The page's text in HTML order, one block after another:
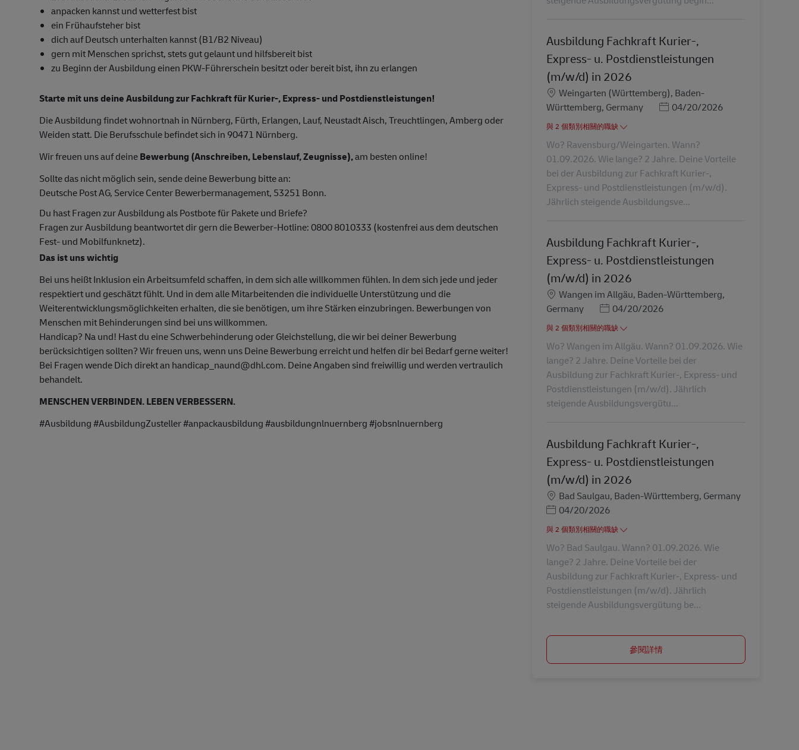
anpacken kannst und wetterfest bist
ein Frühaufsteher bist
dich auf Deutsch unterhalten kannst (B1/B2 Niveau)
gern mit Menschen sprichst, stets gut gelaunt und hilfsbereit bist
zu Beginn der Ausbildung einen PKW-Führerschein besitzt oder bereit bist, ihn zu erlangen
Starte mit uns deine Ausbildung zur Fachkraft für Kurier-, Express- und Postdienstleistungen!
Die Ausbildung findet wohnortnah in Nürnberg, Fürth, Erlangen, Lauf, Neustadt Aisch, Treuchtlingen, Amberg oder
Weiden statt. Die Berufsschule befindet sich in 90471 Nürnberg.
Wir freuen uns auf deineBewerbung (Anschreiben, Lebenslauf, Zeugnisse),am besten online!
Sollte das nicht möglich sein, sende deine Bewerbung bitte an:
Deutsche Post AG, Service Center Bewerbermanagement, 53251 Bonn.
Du hast Fragen zur Ausbildung als Postbote für Pakete und Briefe?
Fragen zur Ausbildung beantwortet dir gern die Bewerber-Hotline: 0800 8010333 (kostenfrei aus dem deutschen
Fest- und Mobilfunknetz).
Das ist uns wichtig
Bei uns heißt Inklusion ein Arbeitsumfeld schaffen, in dem sich alle willkommen fühlen. In dem sich jede und jeder
respektiert und geschätzt fühlt. Und in dem alle Mitarbeitenden die individuelle Unterstützung und die
Weiterentwicklungsmöglichkeiten erhalten, die sie benötigen, um ihre Stärken einzubringen. Bewerbungen von
Menschen mit Behinderungen sind bei uns willkommen.
Handicap? Na und! Hast du eine Schwerbehinderung oder Gleichstellung, die wir bei deiner Bewerbung
berücksichtigen sollten? Wir freuen uns, wenn uns Deine Bewerbung erreicht und helfen dir bei Bedarf gerne weiter!
Bei Fragen wende Dich direkt an handicap_naund@dhl.com. Deine Angaben sind freiwillig und werden vertraulich
behandelt.
MENSCHEN VERBINDEN. LEBEN VERBESSERN.
#Ausbildung #AusbildungZusteller #anpackausbildung #ausbildungnlnuernberg #jobsnlnuernberg
Ausbildung Fachkraft Kurier-,
Express- u. Postdienstleistungen
(m/w/d) in 2026
地點Weingarten (Württemberg), Baden-
Württemberg, Germany
Posted Date
04/20/2026
與 2 個類別相關的職缺
Wo? Ravensburg/Weingarten. Wann?
01.09.2026. Wie lange? 2 Jahre. Deine Vorteile
bei der Ausbildung zur Fachkraft Kurier-,
Express- und Postdienstleistungen (m/w/d).
Jährlich steigende Ausbildungsve...
Ausbildung Fachkraft Kurier-,
Express- u. Postdienstleistungen
(m/w/d) in 2026
地點Wangen im Allgäu, Baden-Württemberg,
Germany
Posted Date
04/20/2026
與 2 個類別相關的職缺
Wo? Wangen im Allgäu. Wann? 01.09.2026. Wie
lange? 2 Jahre. Deine Vorteile bei der
Ausbildung zur Fachkraft Kurier-, Express- und
Postdienstleistungen (m/w/d). Jährlich
steigende Ausbildungsvergütu...
Ausbildung Fachkraft Kurier-,
Express- u. Postdienstleistungen
(m/w/d) in 2026
地點Bad Saulgau, Baden-Württemberg, Germany
Posted Date
04/20/2026
與 2 個類別相關的職缺
Wo? Bad Saulgau. Wann? 01.09.2026. Wie
lange? 2 Jahre. Deine Vorteile bei der
Ausbildung zur Fachkraft Kurier-, Express- und
Postdienstleistungen (m/w/d). Jährlich
steigende Ausbildungsvergütung be...
參閱詳情